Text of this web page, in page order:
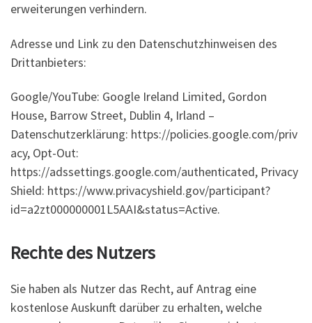
erweiterungen verhindern.
Adresse und Link zu den Datenschutzhinweisen des
Drittanbieters:
Google/YouTube: Google Ireland Limited, Gordon
House, Barrow Street, Dublin 4, Irland –
Datenschutzerklärung: https://policies.google.com/priv
acy, Opt-Out:
https://adssettings.google.com/authenticated, Privacy
Shield: https://www.privacyshield.gov/participant?
id=a2zt000000001L5AAI&status=Active.
Rechte des Nutzers
Sie haben als Nutzer das Recht, auf Antrag eine
kostenlose Auskunft darüber zu erhalten, welche